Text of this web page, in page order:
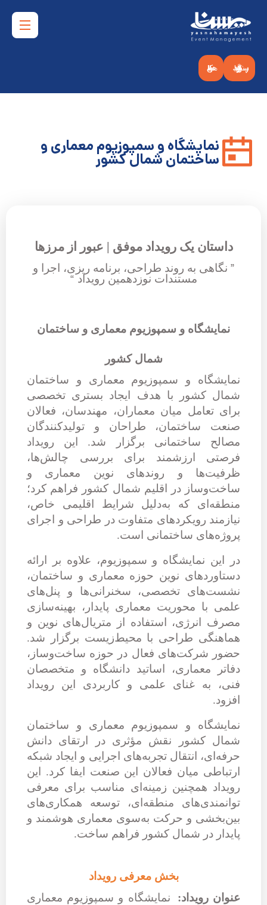
پرسشنامه برگزاری رویداد همکاری با ما
نمایشگاه و سمپوزیوم معماری و
ساختمان شمال کشور
داستان یک رویداد موفق | عبور از مرزها
” نگاهی به روند­ طراحی، برنامه­ ریزی، اجرا و
مستندات نوزدهمین رویداد“
نمایشگاه و سمپوزیوم معماری و ساختمان
شمال کشور
نمایشگاه و سمپوزیوم معماری و ساختمان
شمال کشور با هدف ایجاد بستری تخصصی
برای تعامل میان معماران، مهندسان، فعالان
صنعت ساختمان، طراحان و تولیدکنندگان
مصالح ساختمانی برگزار شد. این رویداد
فرصتی ارزشمند برای بررسی چالش‌ها،
ظرفیت‌ها و روندهای نوین معماری و
ساخت‌وساز در اقلیم شمال کشور فراهم کرد؛
منطقه‌ای که به‌دلیل شرایط اقلیمی خاص،
نیازمند رویکردهای متفاوت در طراحی و اجرای
پروژه‌های ساختمانی است.
در این نمایشگاه و سمپوزیوم، علاوه بر ارائه
دستاوردهای نوین حوزه معماری و ساختمان،
نشست‌های تخصصی، سخنرانی‌ها و پنل‌های
علمی با محوریت معماری پایدار، بهینه‌سازی
مصرف انرژی، استفاده از متریال‌های نوین و
هماهنگی طراحی با محیط‌زیست برگزار شد.
حضور شرکت‌های فعال در حوزه ساخت‌وساز،
دفاتر معماری، اساتید دانشگاه و متخصصان
فنی، به غنای علمی و کاربردی این رویداد
افزود.
نمایشگاه و سمپوزیوم معماری و ساختمان
شمال کشور نقش مؤثری در ارتقای دانش
حرفه‌ای، انتقال تجربه‌های اجرایی و ایجاد شبکه
ارتباطی میان فعالان این صنعت ایفا کرد. این
رویداد همچنین زمینه‌ای مناسب برای معرفی
توانمندی‌های منطقه‌ای، توسعه همکاری‌های
بین‌بخشی و حرکت به‌سوی معماری هوشمند و
پایدار در شمال کشور فراهم ساخت.
بخش معرفی رویداد
عنوان رویداد:
نمایشگاه و سمپوزیوم معماری